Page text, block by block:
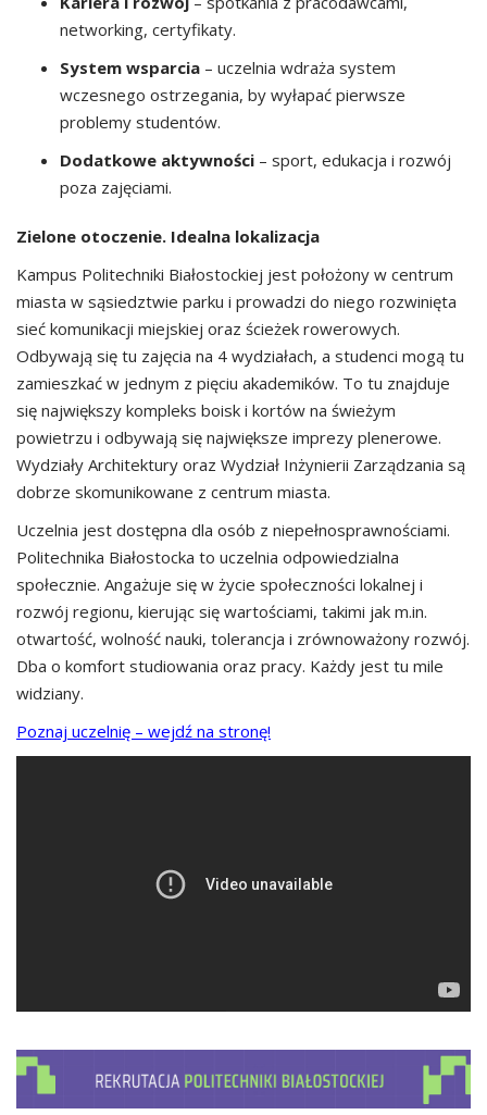
networking, certyfikaty.
System wsparcia – uczelnia wdraża system
wczesnego ostrzegania, by wyłapać pierwsze
problemy studentów.
Dodatkowe aktywności – sport, edukacja i rozwój
poza zajęciami.
Zielone otoczenie. Idealna lokalizacja
Kampus Politechniki Białostockiej jest położony w centrum
miasta w sąsiedztwie parku i prowadzi do niego rozwinięta
sieć komunikacji miejskiej oraz ścieżek rowerowych.
Odbywają się tu zajęcia na 4 wydziałach, a studenci mogą tu
zamieszkać w jednym z pięciu akademików. To tu znajduje
się największy kompleks boisk i kortów na świeżym
powietrzu i odbywają się największe imprezy plenerowe.
Wydziały Architektury oraz Wydział Inżynierii Zarządzania są
dobrze skomunikowane z centrum miasta.
Uczelnia jest dostępna dla osób z niepełnosprawnościami.
Politechnika Białostocka to uczelnia odpowiedzialna
społecznie. Angażuje się w życie społeczności lokalnej i
rozwój regionu, kierując się wartościami, takimi jak m.in.
otwartość, wolność nauki, tolerancja i zrównoważony rozwój.
Dba o komfort studiowania oraz pracy. Każdy jest tu mile
widziany.
Poznaj uczelnię – wejdź na stronę!